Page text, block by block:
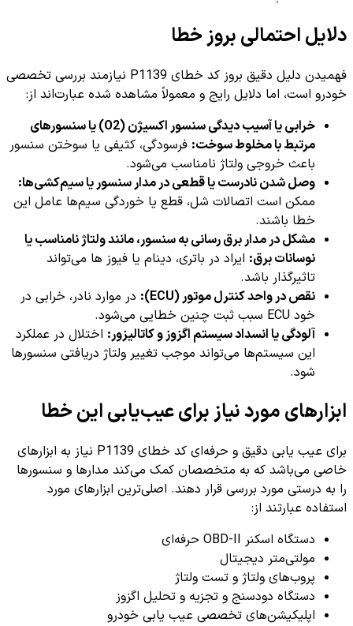
دلایل احتمالی بروز خطا
فهمیدن دلیل دقیق بروز کد خطای P1139 نیازمند بررسی تخصصی
خودرو است، اما دلایل رایج و معمولاً مشاهده شده عبارت‌اند از:
خرابی یا آسیب دیدگی سنسور اکسیژن (O2) یا سنسورهای
مرتبط با مخلوط سوخت: فرسودگی، کثیفی یا سوختن سنسور
باعث خروجی ولتاژ نامناسب می‌شود.
وصل شدن نادرست یا قطعی در مدار سنسور یا سیم‌کشی‌ها:
ممکن است اتصالات شل، قطع یا خوردگی سیم‌ها عامل این
خطا باشند.
مشکل در مدار برق رسانی به سنسور، مانند ولتاژ نامناسب یا
نوسانات برق: ایراد در باتری، دینام یا فیوز ها می‌تواند
تاثیرگذار باشد.
نقص در واحد کنترل موتور (ECU):
در موارد نادر، خرابی در
خود ECU سبب ثبت چنین خطایی می‌شود.
آلودگی یا انسداد سیستم اگزوز و کاتالیزور: اختلال در عملکرد
این سیستم‌ها می‌تواند موجب تغییر ولتاژ دریافتی سنسورها
شود.
ابزارهای مورد نیاز برای عیب‌یابی این خطا
برای عیب یابی دقیق و حرفه‌ای کد خطای P1139 نیاز به ابزارهای
خاصی می‌باشد که به متخصصان کمک می‌کند مدارها و سنسورها
را به درستی مورد بررسی قرار دهند. اصلی‌ترین ابزارهای مورد
استفاده عبارتند از:
دستگاه اسکنر OBD-II حرفه‌ای
مولتی‌متر دیجیتال
پروب‌های ولتاژ و تست ولتاژ
دستگاه دودسنج و تجزیه و تحلیل اگزوز
اپلیکیشن‌های تخصصی عیب یابی خودرو